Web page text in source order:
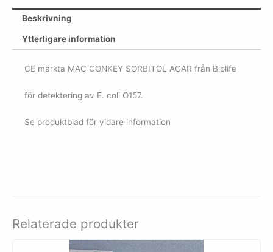
Beskrivning
Ytterligare information
CE märkta MAC CONKEY SORBITOL AGAR från Biolife
för detektering av E. coli O157.
Se produktblad för vidare information
Relaterade produkter